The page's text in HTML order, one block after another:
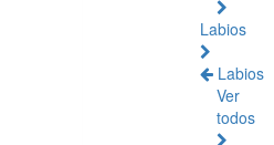
Labios
Labios
Ver
todos